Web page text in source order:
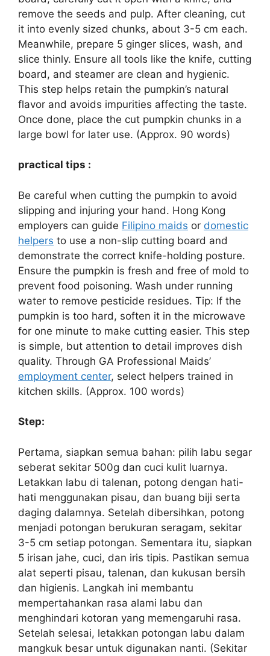
remove the seeds and pulp. After cleaning, cut
it into evenly sized chunks, about 3-5 cm each.
Meanwhile, prepare 5 ginger slices, wash, and
slice thinly. Ensure all tools like the knife, cutting
board, and steamer are clean and hygienic.
This step helps retain the pumpkin’s natural
flavor and avoids impurities affecting the taste.
Once done, place the cut pumpkin chunks in a
large bowl for later use. (Approx. 90 words)
practical tips :
Be careful when cutting the pumpkin to avoid
slipping and injuring your hand. Hong Kong
employers can guide Filipino maids or domestic
helpers to use a non-slip cutting board and
demonstrate the correct knife-holding posture.
Ensure the pumpkin is fresh and free of mold to
prevent food poisoning. Wash under running
water to remove pesticide residues. Tip: If the
pumpkin is too hard, soften it in the microwave
for one minute to make cutting easier. This step
is simple, but attention to detail improves dish
quality. Through GA Professional Maids’
employment center, select helpers trained in
kitchen skills. (Approx. 100 words)
Step:
Pertama, siapkan semua bahan: pilih labu segar
seberat sekitar 500g dan cuci kulit luarnya.
Letakkan labu di talenan, potong dengan hati-
hati menggunakan pisau, dan buang biji serta
daging dalamnya. Setelah dibersihkan, potong
menjadi potongan berukuran seragam, sekitar
3-5 cm setiap potongan. Sementara itu, siapkan
5 irisan jahe, cuci, dan iris tipis. Pastikan semua
alat seperti pisau, talenan, dan kukusan bersih
dan higienis. Langkah ini membantu
mempertahankan rasa alami labu dan
menghindari kotoran yang memengaruhi rasa.
Setelah selesai, letakkan potongan labu dalam
mangkuk besar untuk digunakan nanti. (Sekitar